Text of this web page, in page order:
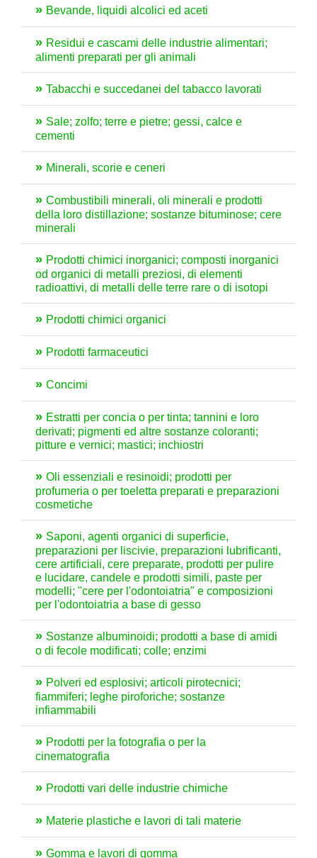
Bevande, liquidi alcolici ed aceti
Residui e cascami delle industrie alimentari;
alimenti preparati per gli animali
Tabacchi e succedanei del tabacco lavorati
Sale; zolfo; terre e pietre; gessi, calce e
cementi
Minerali, scorie e ceneri
Combustibili minerali, oli minerali e prodotti
della loro distillazione; sostanze bituminose; cere
minerali
Prodotti chimici inorganici; composti inorganici
od organici di metalli preziosi, di elementi
radioattivi, di metalli delle terre rare o di isotopi
Prodotti chimici organici
Prodotti farmaceutici
Concimi
Estratti per concia o per tinta; tannini e loro
derivati; pigmenti ed altre sostanze coloranti;
pitture e vernici; mastici; inchiostri
Oli essenziali e resinoidi; prodotti per
profumeria o per toeletta preparati e preparazioni
cosmetiche
Saponi, agenti organici di superficie,
preparazioni per liscivie, preparazioni lubrificanti,
cere artificiali, cere preparate, prodotti per pulire
e lucidare, candele e prodotti simili, paste per
modelli; "cere per l'odontoiatria" e composizioni
per l'odontoiatria a base di gesso
Sostanze albuminoidi; prodotti a base di amidi
o di fecole modificati; colle; enzimi
Polveri ed esplosivi; articoli pirotecnici;
fiammiferi; leghe piroforiche; sostanze
infiammabili
Prodotti per la fotografia o per la
cinematografia
Prodotti vari delle industrie chimiche
Materie plastiche e lavori di tali materie
Gomma e lavori di gomma